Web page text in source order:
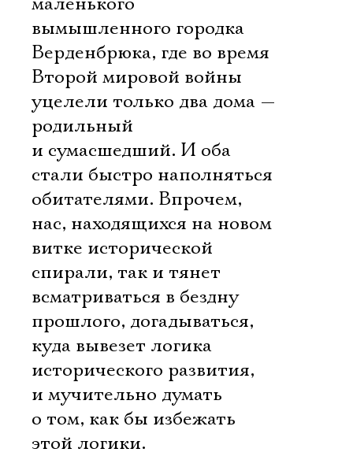
вымышленного городка
Верденбрюка, где во время
Второй мировой войны
уцелели только два дома —
родильный
и сумасшедший. И оба
стали быстро наполняться
обитателями. Впрочем,
нас, находящихся на новом
витке исторической
спирали, так и тянет
всматриваться в бездну
прошлого, догадываться,
куда вывезет логика
исторического развития,
и мучительно думать
о том, как бы избежать
этой логики.